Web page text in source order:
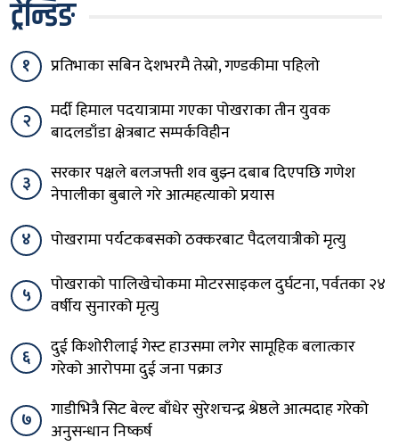
ट्रेन्डिङ
१ प्रतिभाका सबिन देशभरमै तेस्रो, गण्डकीमा पहिलो
२
मर्दी हिमाल पदयात्रामा गएका पोखराका तीन युवक
बादलडाँडा क्षेत्रबाट सम्पर्कविहीन
३
सरकार पक्षले बलजफ्ती शव बुझ्न दबाब दिएपछि गणेश
नेपालीका बुबाले गरे आत्महत्याको प्रयास
४
पोखरामा पर्यटकबसको ठक्करबाट पैदलयात्रीको मृत्यु
५
पोखराको पालिखेचोकमा मोटरसाइकल दुर्घटना, पर्वतका २४
वर्षीय सुनारको मृत्यु
६
दुई किशोरीलाई गेस्ट हाउसमा लगेर सामूहिक बलात्कार
गरेको आरोपमा दुई जना पक्राउ
७
गाडीभित्रै सिट बेल्ट बाँधेर सुरेशचन्द्र श्रेष्ठले आत्मदाह गरेको
अनुसन्धान निष्कर्ष